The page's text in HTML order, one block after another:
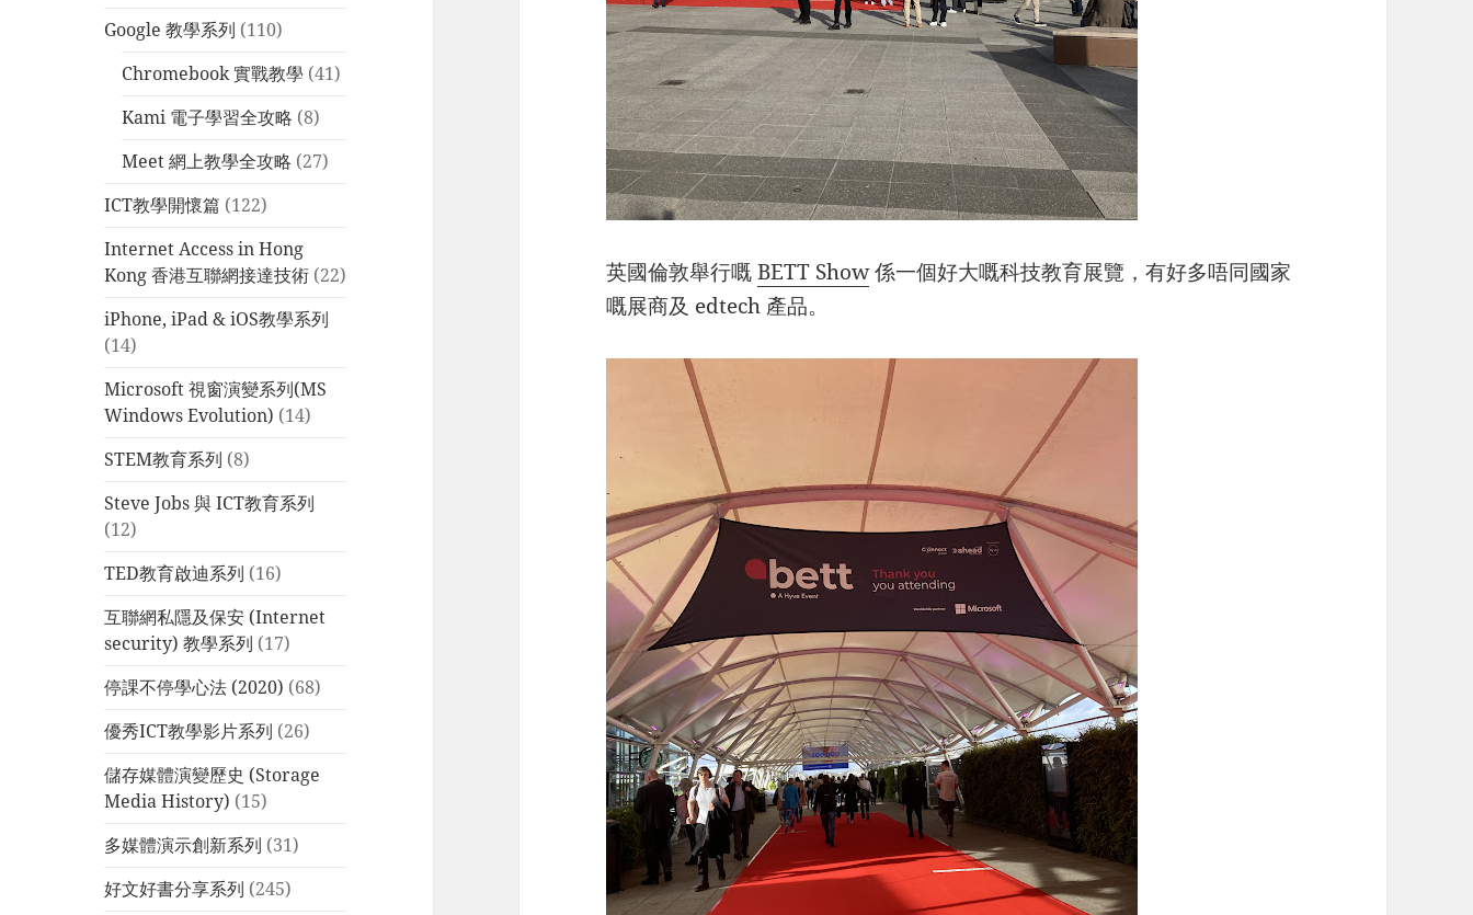
Google 教學系列 (110)
Chromebook 實戰教學 (41)
Kami 電子學習全攻略 (8)
Meet 網上教學全攻略 (27)
ICT教學開懷篇 (122)
Internet Access in Hong
Kong 香港互聯網接達技術 (22)
iPhone, iPad & iOS教學系列
(14)
Microsoft 視窗演變系列(MS
Windows Evolution) (14)
STEM教育系列 (8)
Steve Jobs 與 ICT教育系列
(12)
TED教育啟迪系列 (16)
互聯網私隱及保安 (Internet
security) 教學系列 (17)
停課不停學心法 (2020) (68)
優秀ICT教學影片系列 (26)
儲存媒體演變歷史 (Storage
Media History) (15)
多媒體演示創新系列 (31)
好文好書分享系列 (245)
英國倫敦舉行嘅BETT Show係一個好大嘅科技教育展覽，有好多唔同國家
嘅展商及 edtech 產品。